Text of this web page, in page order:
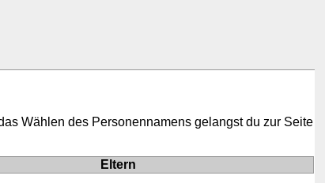
Wählen des Personennamens gelangst du zur Seite
Eltern